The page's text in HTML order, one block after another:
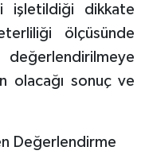
işletildiği dikkate
ölçüsünde
olacağı sonuç ve
Değerlendirme